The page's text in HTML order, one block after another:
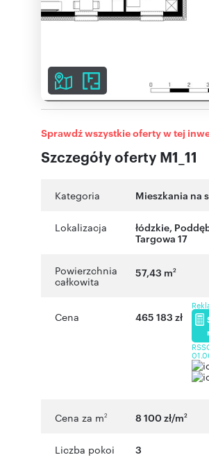
Szczegóły oferty M1_11
Sprawdź wszystkie oferty w tej
Kategoria Mieszkania na
Lokalizacja łódzkie,
Targowa 17
Powierzchnia
całkowita
57,43 m2
Cena 465 183 zł
Cena za m2 8 100 zł/m2
Liczba pokoi 3